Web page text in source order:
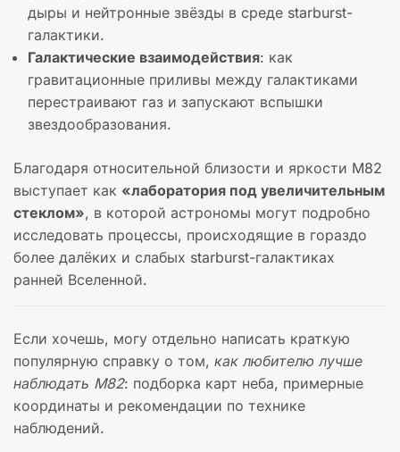
дыры и нейтронные звёзды в среде starburst-
галактики.
Галактические взаимодействия: как
гравитационные приливы между галактиками
перестраивают газ и запускают вспышки
звездообразования.
Благодаря относительной близости и яркости M82
выступает как «лаборатория под увеличительным
стеклом», в которой астрономы могут подробно
исследовать процессы, происходящие в гораздо
более далёких и слабых starburst-галактиках
ранней Вселенной.
Если хочешь, могу отдельно написать краткую
популярную справку о том, как любителю лучше
наблюдать M82: подборка карт неба, примерные
координаты и рекомендации по технике
наблюдений.